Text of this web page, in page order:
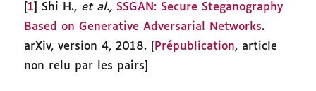
1 ] Shi H., et al., SSGAN: Secure Steganography
Based on Generative Adversarial Networks.
arXiv, version 4, 2018. [
Prépublication, article
non relu par les pairs]